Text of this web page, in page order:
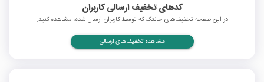
کدهای تخفیف ارسالی کاربران
در این صفحه تخفیف‌های جانتک که توسط کاربران ارسال شده، مشاهده کنید.
مشاهده تخفیف‌های ارسالی